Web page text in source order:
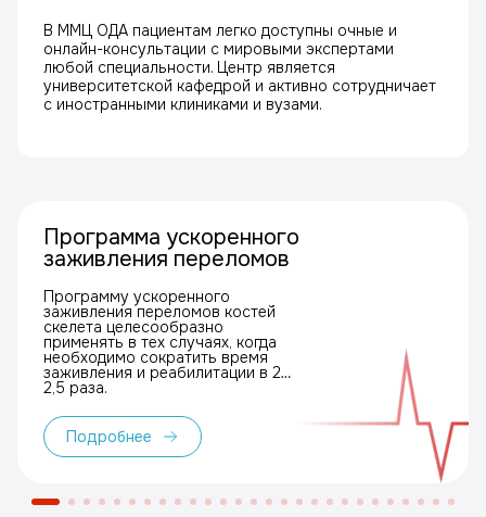
В ММЦ ОДА пациентам легко доступны очные и
онлайн-консультации с мировыми экспертами
любой специальности. Центр является
университетской кафедрой и активно сотрудничает
с иностранными клиниками и вузами.
Программа ускоренного
заживления переломов
Программу ускоренного
заживления переломов костей
скелета целесообразно
применять в тех случаях, когда
необходимо сократить время
заживления и реабилитации в 2–
2,5 раза.
Подробнее